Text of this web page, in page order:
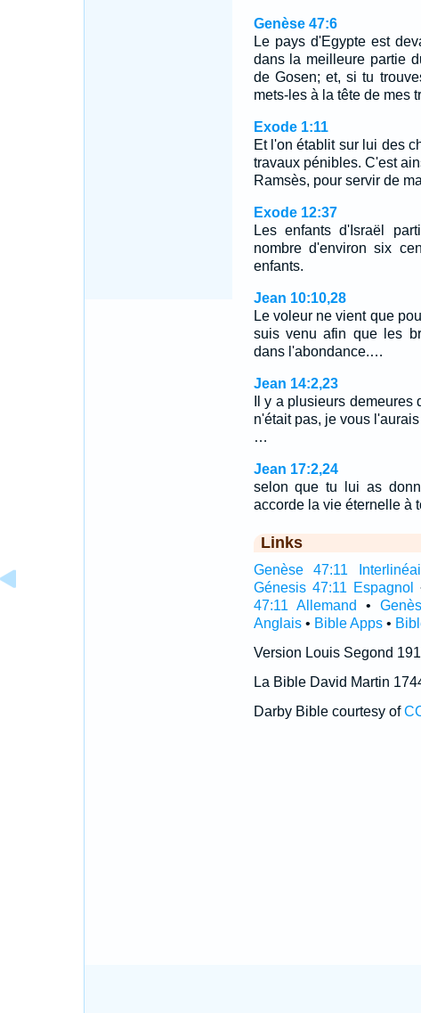
Genèse 47:6
Le pays d'Egypte est
dans la meilleure partie
de Gosen; et, si tu
mets-les à la tête de mes
Exode 1:11
Et l'on établit sur lui des
travaux pénibles. C'est
Ramsès, pour servir de
Exode 12:37
Les enfants d'Israël
nombre d'environ six
enfants.
Jean 10:10,28
Le voleur ne vient que
suis venu afin que les
dans l'abondance.…
Jean 14:2,23
Il y a plusieurs
n'était pas, je vous
…
Jean 17:2,24
selon que tu lui as
accorde la vie éternelle à
Links
Genèse 47:11
Génesis 47:11 Espagnol
47:11 Allemand •
Anglais• Bible Apps•
Version Louis Segond
La Bible David Martin
Darby Bible courtesy of